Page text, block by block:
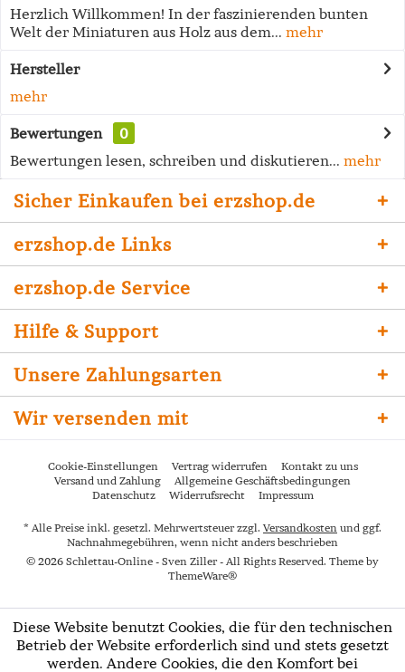
Herzlich Willkommen! In der faszinierenden bunten
Welt der Miniaturen aus Holz aus dem... mehr
Hersteller
mehr
Bewertungen
0
Bewertungen lesen, schreiben und diskutieren... mehr
Sicher Einkaufen bei erzshop.de
erzshop.de Links
erzshop.de Service
Hilfe & Support
Unsere Zahlungsarten
Wir versenden mit
Cookie-Einstellungen Vertrag widerrufen
Kontakt zu uns
Versand und Zahlung
Allgemeine Geschäftsbedingungen
Datenschutz
Widerrufsrecht Impressum
* Alle Preise inkl. gesetzl. Mehrwertsteuer zzgl. Versandkosten und ggf.
Nachnahmegebühren, wenn nicht anders beschrieben
© 2026 Schlettau-Online - Sven Ziller - All Rights Reserved. Theme by
ThemeWare®
Diese Website benutzt Cookies, die für den technischen
Betrieb der Website erforderlich sind und stets gesetzt
werden. Andere Cookies, die den Komfort bei